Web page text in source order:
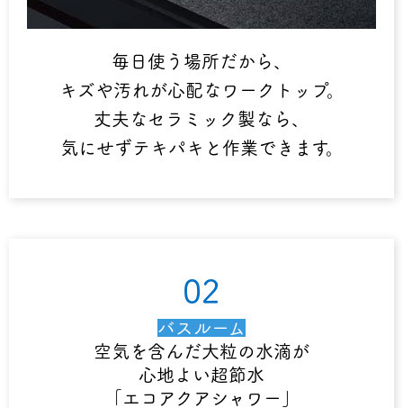
毎日使う場所だから、
キズや汚れが心配なワークトップ。
丈夫なセラミック製なら、
気にせずテキパキと作業できます。
02
バスルーム
空気を含んだ大粒の水滴が
心地よい超節水
「エコアクアシャワー」